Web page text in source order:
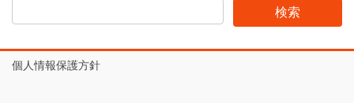
個人情報保護方針